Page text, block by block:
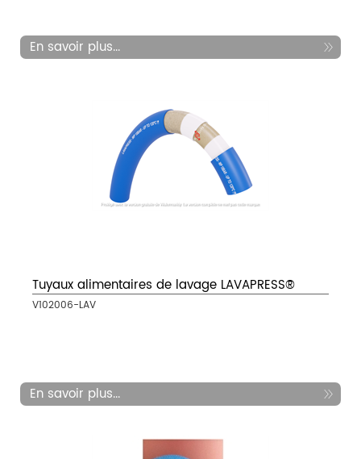
En savoir plus...
Tuyaux alimentaires de lavage LAVAPRESS®
V102006-LAV
En savoir plus...